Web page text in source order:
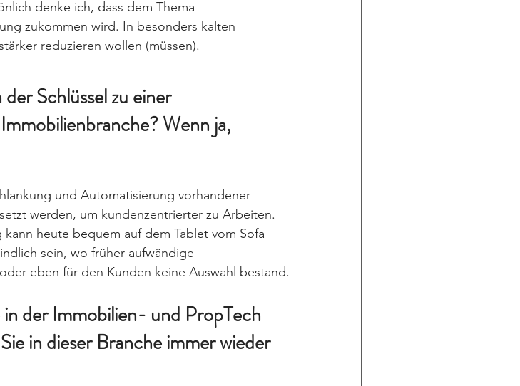
denke ich, dass dem Thema
zukommen wird. In besonders kalten
reduzieren wollen (müssen).
Schlüssel zu einer
Wenn ja,
und Automatisierung vorhandener
werden, um kundenzentrierter zu Arbeiten.
heute bequem auf dem Tablet vom Sofa
sein, wo früher aufwändige
eben für den Kunden keine Auswahl bestand.
der Immobilien- und PropTech
in dieser Branche immer wieder